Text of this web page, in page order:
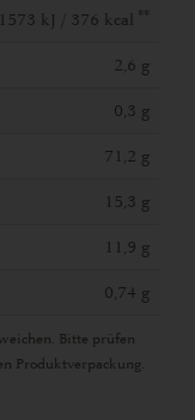
1573 kJ / 376 kcal **
2,6 g
0,3 g
71,2 g
15,3 g
11,9 g
0,74 g
Bitte prüfen
Produktverpackung.